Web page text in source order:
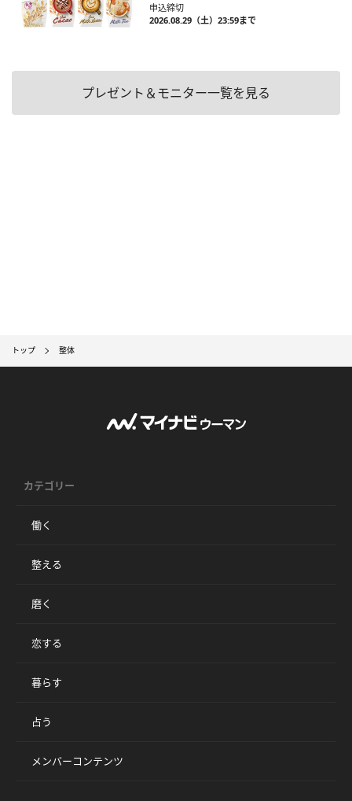
申込締切
2026.08.29（土）23:59まで
プレゼント＆モニター一覧を見る
トップ 整体
カテゴリー
働く
整える
磨く
恋する
暮らす
占う
メンバーコンテンツ